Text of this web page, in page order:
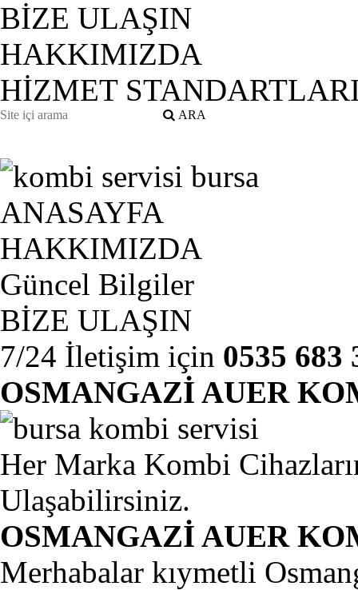
BİZE ULAŞIN
HAKKIMIZDA
HİZMET
ANASAYFA
HAKKIMIZDA
Güncel Bilgiler
BİZE ULAŞIN
7/24 İletişim için 0535 683
OSMANGAZİ AUER
Her Marka Kombi
Ulaşabilirsiniz.
OSMANGAZİ AUER
Merhabalar kıymetli